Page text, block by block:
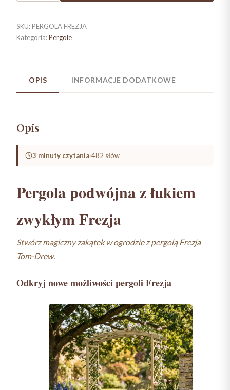
z
łukiem
SKU: PERGOLA FREZJA
Kategoria:Pergole
OPIS INFORMACJE DODATKOWE
Opis
3 minuty czytania·482 słów
Pergola podwójna z łukiem
zwykłym Frezja
Stwórz magiczny zakątek w ogrodzie z pergolą Frezja
Tom-Drew.
Odkryj nowe możliwości pergoli Frezja